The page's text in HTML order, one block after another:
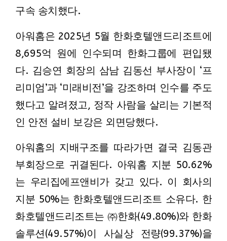
구속 송치했다.
아워홈은 2025년 5월 한화호텔앤드리조트에
8,695억 원에 인수되며 한화그룹에 편입됐
다. 김승연 회장의 삼남 김동선 부사장이 ‘프
리미엄’과 ‘미래비전’을 강조하며 인수를 주도
했다고 알려졌고, 정작 사람을 살리는 기본적
인 안전 설비 보강은 외면당했다.
아워홈의 지배구조를 따라가면 결국 김동관
부회장으로 귀결된다. 아워홈 지분 50.62%
는 우리집에프앤비가 갖고 있다. 이 회사의
지분 50%는 한화호텔앤드리조트 소유다. 한
화호텔앤드리조트는 ㈜한화(49.80%)와 한화
솔루션(49.57%)이 사실상 전량(99.37%)을